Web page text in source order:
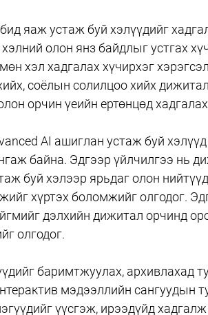
яаж устаж буй хэлүүдийг
олон янз байдлыг устгах
хэл хадгалах хүчирхэг
соёлын солилцоо хийх
орчин үеийн ертөнцөд
AI ашиглан устаж буй
байна. Эдгээр үйлчилгээ нь
буй хэлээр ярьдаг олон
хүртэх боломжийг олгодог.
дэлхийн дижитал орчинд
олгодог.
баримтжуулах, архивлахад
мэдээллийн сангуудын
үүсгэж, ирээдүйд